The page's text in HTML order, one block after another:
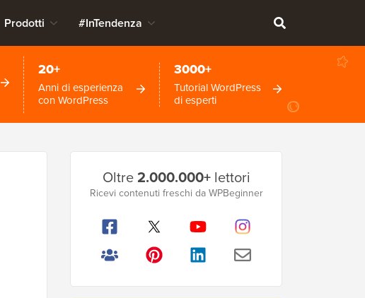
Prodotti #InTendenza
20+
Anni di esperienza
con WordPress
3000+
Tutorial WordPress
di esperti
laterale
principale
Oltre2.000.000+lettori
Ricevi contenuti freschi da WPBeginner